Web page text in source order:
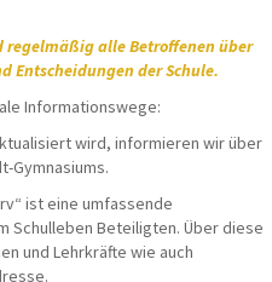
alle Betroffenen über
Entscheidungen der Schule.
Informationswege:
wird, informieren wir über
Gymnasiums.
ist eine umfassende
Schulleben Beteiligten. Über diese
und Lehrkräfte wie auch